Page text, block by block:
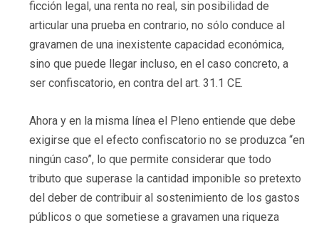
ficción legal, una renta no real, sin posibilidad de
articular una prueba en contrario, no sólo conduce al
gravamen de una inexistente capacidad económica,
sino que puede llegar incluso, en el caso concreto, a
ser confiscatorio, en contra del art. 31.1 CE.
Ahora y en la misma línea el Pleno entiende que debe
exigirse que el efecto confiscatorio no se produzca “en
ningún caso”, lo que permite considerar que todo
tributo que superase la cantidad imponible so pretexto
del deber de contribuir al sostenimiento de los gastos
públicos o que sometiese a gravamen una riqueza